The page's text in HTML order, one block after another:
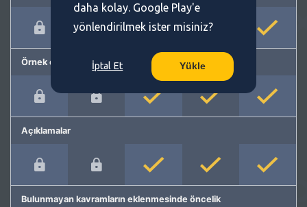
Örnek cümleler
Açıklamalar
Bulunmayan kavramların eklenmesinde öncelik
daha kolay. Google Play'e
yönlendirilmek ister misiniz?
İptal Et Yükle